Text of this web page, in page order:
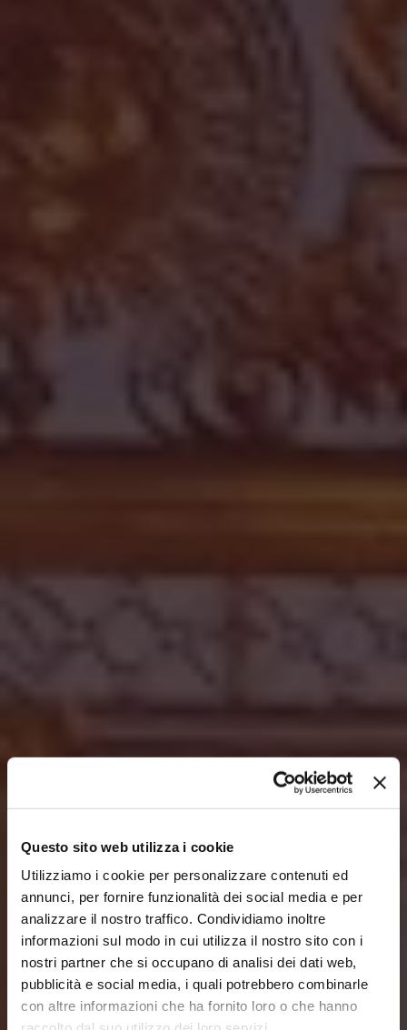
Questo sito web utilizza i cookie
Utilizziamo i cookie per personalizzare contenuti ed
annunci, per fornire funzionalità dei social media e per
analizzare il nostro traffico. Condividiamo inoltre
informazioni sul modo in cui utilizza il nostro sito con i
nostri partner che si occupano di analisi dei dati web,
pubblicità e social media, i quali potrebbero combinarle
con altre informazioni che ha fornito loro o che hanno